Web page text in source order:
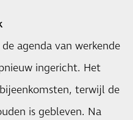
agenda van werkende
ingericht. Het
terwijl de
is gebleven. Na